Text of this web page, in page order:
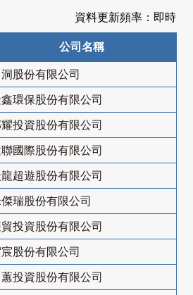
資料更新頻率：即時
公司名稱
股份有限公司
環保股份有限公司
投資股份有限公司
國際股份有限公司
超遊股份有限公司
瑞股份有限公司
投資股份有限公司
股份有限公司
投資股份有限公司